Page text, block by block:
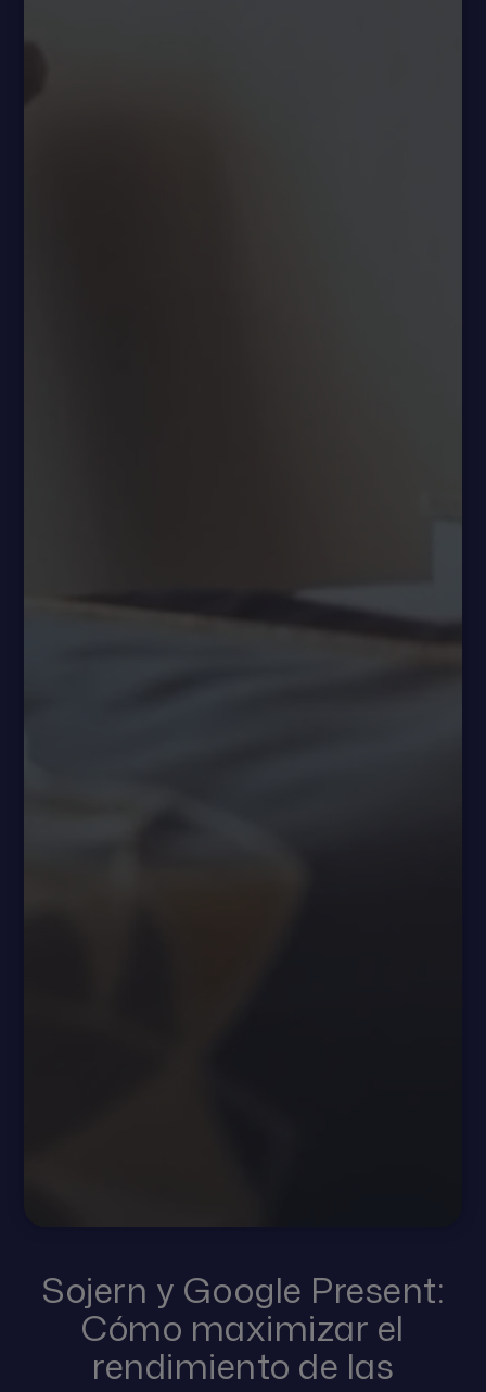
Sojern y Google Present:
Cómo maximizar el
rendimiento de las